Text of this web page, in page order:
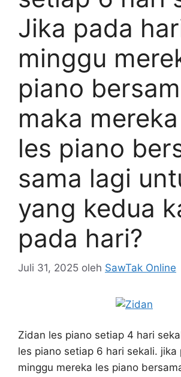
Jika pada
minggu
piano
maka
les piano
sama lagi
yang kedua
pada hari?
Juli 31, 2025 oleh SawTak Online
Zidan les piano setiap 4 hari
les piano setiap 6 hari sekali. jika
minggu mereka les piano